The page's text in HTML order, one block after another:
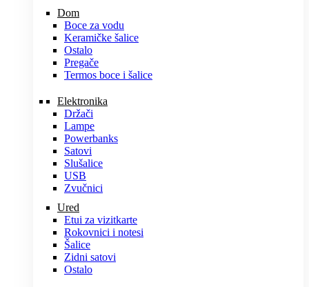
Dom
Boce za vodu
Keramičke šalice
Ostalo
Pregače
Termos boce i šalice
Elektronika
Držači
Lampe
Powerbanks
Satovi
Slušalice
USB
Zvučnici
Ured
Etui za vizitkarte
Rokovnici i notesi
Šalice
Zidni satovi
Ostalo